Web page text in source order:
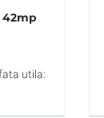
42mp
utila: